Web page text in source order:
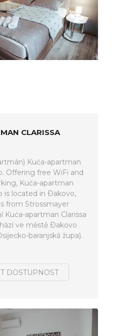
CLARISSA
Kuća-apartman
Offering free WiFi and
Kuća-apartman
is located in Ðakovo,
from Strossmayer
Kuća-apartman Clarissa
ve městě Ðakovo
baranjská župa).
DOSTUPNOST